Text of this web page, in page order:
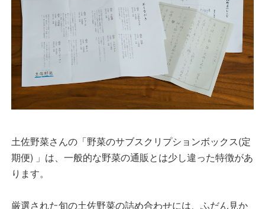
土佐野菜さんの「野菜のサブスクリプションボックス(定
期便) 」は、一般的な野菜の通販とは少し違った特徴があ
ります。
厳選された旬の土佐野菜の詰め合わせには、ふだん見か